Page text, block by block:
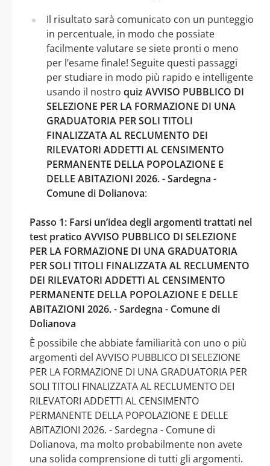
Il risultato sarà comunicato con un punteggio
in percentuale, in modo che possiate
facilmente valutare se siete pronti o meno
per l’esame finale! Seguite questi passaggi
per studiare in modo più rapido e intelligente
usando il nostro quiz AVVISO PUBBLICO DI
SELEZIONE PER LA FORMAZIONE DI UNA
GRADUATORIA PER SOLI TITOLI
FINALIZZATA AL RECLUMENTO DEI
RILEVATORI ADDETTI AL CENSIMENTO
PERMANENTE DELLA POPOLAZIONE E
DELLE ABITAZIONI 2026. - Sardegna -
Comune di Dolianova:
Passo 1: Farsi un’idea degli argomenti trattati nel
test pratico AVVISO PUBBLICO DI SELEZIONE
PER LA FORMAZIONE DI UNA GRADUATORIA
PER SOLI TITOLI FINALIZZATA AL RECLUMENTO
DEI RILEVATORI ADDETTI AL CENSIMENTO
PERMANENTE DELLA POPOLAZIONE E DELLE
ABITAZIONI 2026. - Sardegna - Comune di
Dolianova
È possibile che abbiate familiarità con uno o più
argomenti del AVVISO PUBBLICO DI SELEZIONE
PER LA FORMAZIONE DI UNA GRADUATORIA PER
SOLI TITOLI FINALIZZATA AL RECLUMENTO DEI
RILEVATORI ADDETTI AL CENSIMENTO
PERMANENTE DELLA POPOLAZIONE E DELLE
ABITAZIONI 2026. - Sardegna - Comune di
Dolianova, ma molto probabilmente non avete
una solida comprensione di tutti gli argomenti.